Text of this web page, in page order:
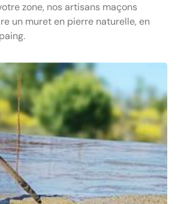
zone, nos artisans maçons
un muret en pierre naturelle, en